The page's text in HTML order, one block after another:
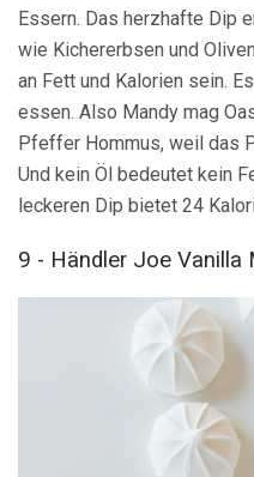
Essern. Das herzhafte Dip
wie Kichererbsen und
an Fett und Kalorien sein.
essen. Also Mandy mag
Pfeffer Hommus, weil das
Und kein Öl bedeutet kein
leckeren Dip bietet 24
9 - Händler Joe Vanilla